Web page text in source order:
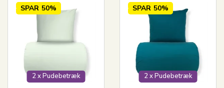
2 x Pudebetræk
SPAR 50%
2 x Pudebetræk
SPAR 50%